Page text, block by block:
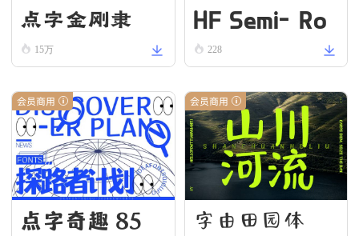
点字金刚隶
15万
HF Semi-Ro
und VN Bold
228
会员商用
点字奇趣 85
会员商用
字由田园体